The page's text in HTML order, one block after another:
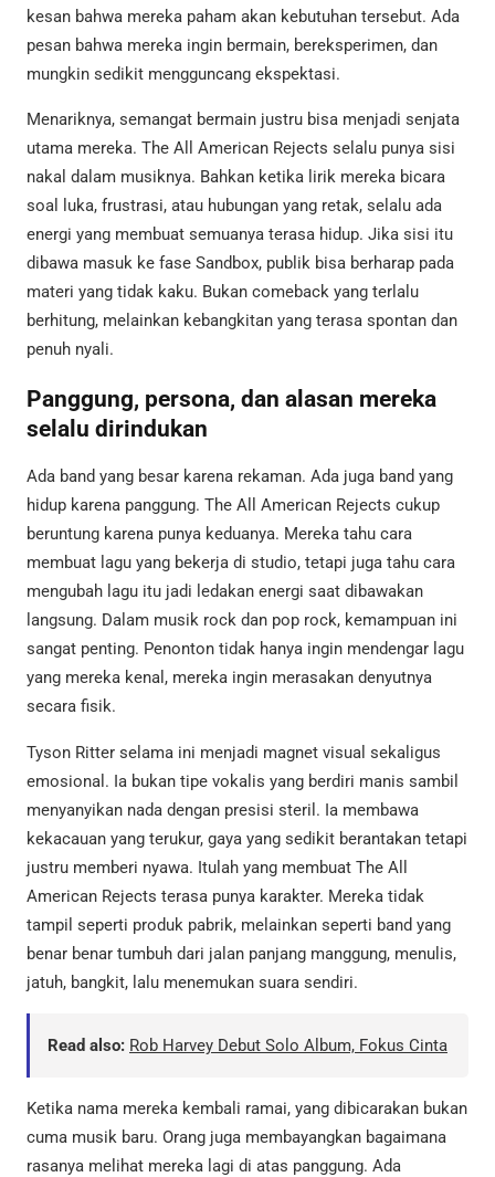
kesan bahwa mereka paham akan kebutuhan tersebut. Ada
pesan bahwa mereka ingin bermain, bereksperimen, dan
mungkin sedikit mengguncang ekspektasi.
Menariknya, semangat bermain justru bisa menjadi senjata
utama mereka. The All American Rejects selalu punya sisi
nakal dalam musiknya. Bahkan ketika lirik mereka bicara
soal luka, frustrasi, atau hubungan yang retak, selalu ada
energi yang membuat semuanya terasa hidup. Jika sisi itu
dibawa masuk ke fase Sandbox, publik bisa berharap pada
materi yang tidak kaku. Bukan comeback yang terlalu
berhitung, melainkan kebangkitan yang terasa spontan dan
penuh nyali.
Panggung, persona, dan alasan mereka
selalu dirindukan
Ada band yang besar karena rekaman. Ada juga band yang
hidup karena panggung. The All American Rejects cukup
beruntung karena punya keduanya. Mereka tahu cara
membuat lagu yang bekerja di studio, tetapi juga tahu cara
mengubah lagu itu jadi ledakan energi saat dibawakan
langsung. Dalam musik rock dan pop rock, kemampuan ini
sangat penting. Penonton tidak hanya ingin mendengar lagu
yang mereka kenal, mereka ingin merasakan denyutnya
secara fisik.
Tyson Ritter selama ini menjadi magnet visual sekaligus
emosional. Ia bukan tipe vokalis yang berdiri manis sambil
menyanyikan nada dengan presisi steril. Ia membawa
kekacauan yang terukur, gaya yang sedikit berantakan tetapi
justru memberi nyawa. Itulah yang membuat The All
American Rejects terasa punya karakter. Mereka tidak
tampil seperti produk pabrik, melainkan seperti band yang
benar benar tumbuh dari jalan panjang manggung, menulis,
jatuh, bangkit, lalu menemukan suara sendiri.
Read also: Rob Harvey Debut Solo Album, Fokus Cinta
Ketika nama mereka kembali ramai, yang dibicarakan bukan
cuma musik baru. Orang juga membayangkan bagaimana
rasanya melihat mereka lagi di atas panggung. Ada